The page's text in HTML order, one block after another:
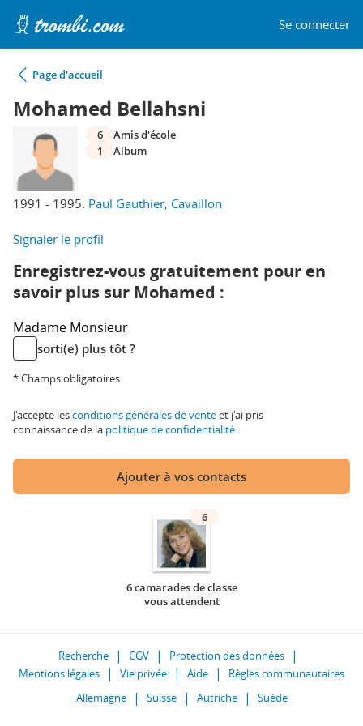
Se connecter
Page d'accueil
Mohamed Bellahsni
1991 - 1995: Paul Gauthier, Cavaillon
6
Amis d'école
1
Album
Signaler le profil
Enregistrez-vous gratuitement pour en
savoir plus sur Mohamed :
Madame Monsieur
sorti(e) plus tôt ?
* Champs obligatoires
J'accepte lesconditions générales de venteet j'ai pris
connaissance de la politique de confidentialité.
Ajouter à vos contacts
6
6 camarades de classe
vous attendent
Recherche CGV
Protection des données
Mentions légales
Vie privée Aide
Règles communautaires
Allemagne
Suisse Autriche Suède